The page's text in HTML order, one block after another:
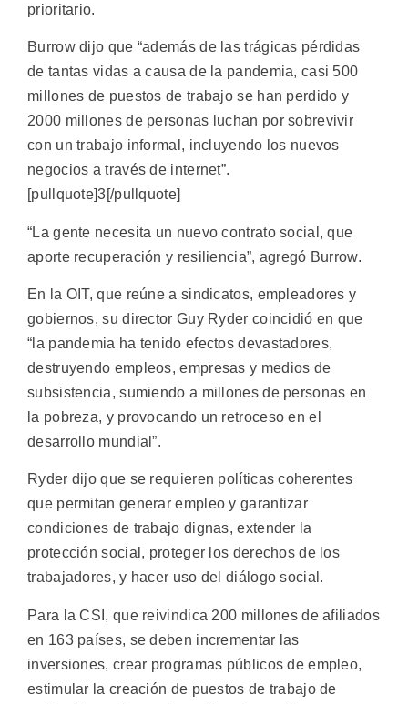
prioritario.
Burrow dijo que “además de las trágicas pérdidas
de tantas vidas a causa de la pandemia, casi 500
millones de puestos de trabajo se han perdido y
2000 millones de personas luchan por sobrevivir
con un trabajo informal, incluyendo los nuevos
negocios a través de internet”.
[pullquote]3[/pullquote]
“La gente necesita un nuevo contrato social, que
aporte recuperación y resiliencia”, agregó Burrow.
En la OIT, que reúne a sindicatos, empleadores y
gobiernos, su director Guy Ryder coincidió en que
“la pandemia ha tenido efectos devastadores,
destruyendo empleos, empresas y medios de
subsistencia, sumiendo a millones de personas en
la pobreza, y provocando un retroceso en el
desarrollo mundial”.
Ryder dijo que se requieren políticas coherentes
que permitan generar empleo y garantizar
condiciones de trabajo dignas, extender la
protección social, proteger los derechos de los
trabajadores, y hacer uso del diálogo social.
Para la CSI, que reivindica 200 millones de afiliados
en 163 países, se deben incrementar las
inversiones, crear programas públicos de empleo,
estimular la creación de puestos de trabajo de